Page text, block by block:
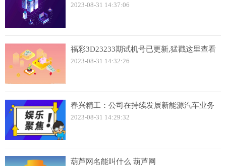
2023-08-31 14:37:06
福彩3D23233期试机号已更新,猛戳这里查看
2023-08-31 14:32:26
春兴精工：公司在持续发展新能源汽车业务
2023-08-31 14:29:32
葫芦网名能叫什么 葫芦网